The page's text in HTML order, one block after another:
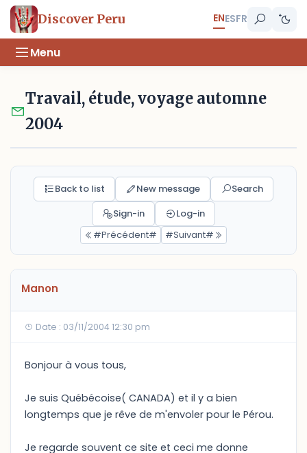
Discover Peru ENESFR
Menu
Travail, étude, voyage automne
2004
Back to list New message
Search
Sign-in
Log-in
#Précédent#
#Suivant#
Manon
Date : 03/11/2004 12:30 pm
Bonjour à vous tous,
Je suis Québécoise( CANADA) et il y a bien
longtemps que je rêve de m'envoler pour le Pérou.
Je regarde souvent ce site et ceci me donne